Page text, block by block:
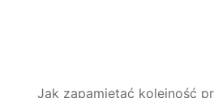
Jak zapamiętać kolejność